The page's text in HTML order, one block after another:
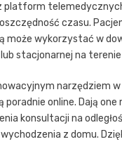
platform
czasu.
może wykorzystać w
stacjonarnej na terenie
narzędziem
poradnie online. Dają one
konsultacji na
z domu.